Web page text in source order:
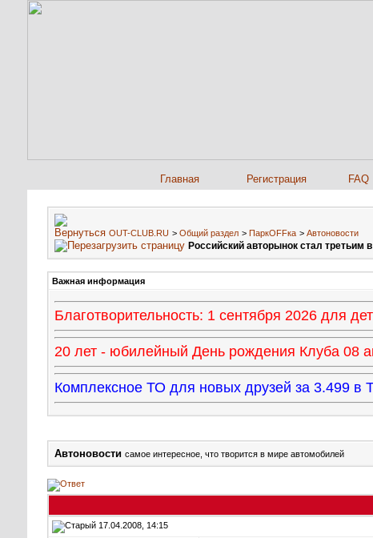
Главная Регистрация FAQ
OUT-CLUB.RU > Общий раздел > ПаркOFFка > Автоновости
Российский авторынок стал третьим
Важная информация
Благотворительность: 1 сентября 2026 для
20 лет - юбилейный День рождения Клуба 08
Комплексное ТО для новых друзей за 3.499
Автоновости самое интересное, что творится в мире автомобилей
17.04.2008, 14:15